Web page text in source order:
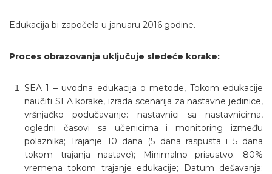
Edukacija bi započela u januaru 2016.godine.
Proces obrazovanja uključuje sledeće korake:
SEA 1 – uvodna edukacija o metode, Tokom edukacije
naučiti SEA korake, izrada scenarija za nastavne jedinice,
vršnjačko podučavanje: nastavnici sa nastavnicima,
ogledni časovi sa učenicima i monitoring između
polaznika; Trajanje 10 dana (5 dana raspusta i 5 dana
tokom trajanja nastave); Minimalno prisustvo: 80%
vremena tokom trajanje edukacije; Datum dešavanja: